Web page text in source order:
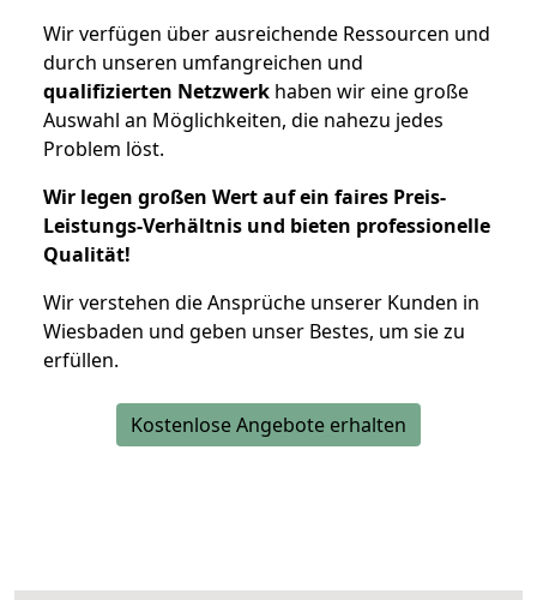
Wir verfügen über ausreichende Ressourcen und
durch unseren umfangreichen und
qualifizierten Netzwerk haben wir eine große
Auswahl an Möglichkeiten, die nahezu jedes
Problem löst.
Wir legen großen Wert auf ein faires Preis-
Leistungs-Verhältnis und bieten professionelle
Qualität!
Wir verstehen die Ansprüche unserer Kunden in
Wiesbaden und geben unser Bestes, um sie zu
erfüllen.
Kostenlose Angebote erhalten